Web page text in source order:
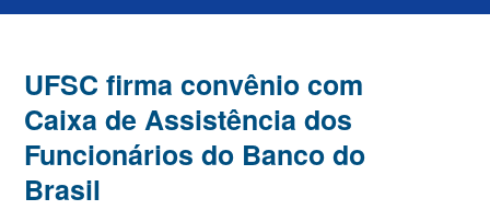
UFSC firma convênio com
Caixa de Assistência dos
Funcionários do Banco do
Brasil